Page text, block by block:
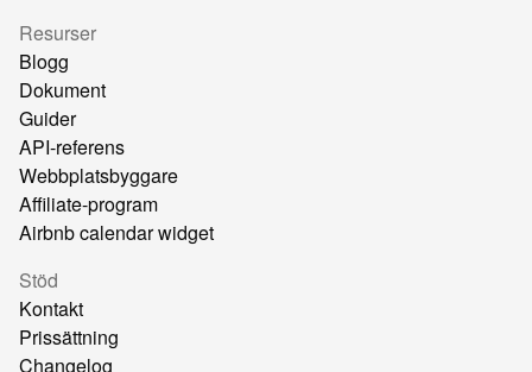
Resurser
Blogg
Dokument
Guider
API-referens
Webbplatsbyggare
Affiliate-program
Airbnb calendar widget
Stöd
Kontakt
Prissättning
Changelog